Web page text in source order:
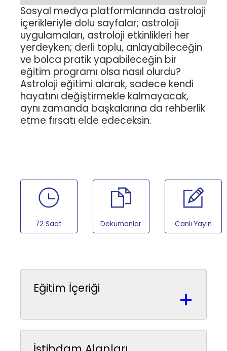
Sosyal medya platformlarında astroloji
içerikleriyle dolu sayfalar; astroloji
uygulamaları, astroloji etkinlikleri her
yerdeyken; derli toplu, anlayabileceğin
ve bolca pratik yapabileceğin bir
eğitim programı olsa nasıl olurdu?
Astroloji eğitimi alarak, sadece kendi
hayatını değiştirmekle kalmayacak,
aynı zamanda başkalarına da rehberlik
etme fırsatı elde edeceksin.
72 Saat Dökümanlar Canlı Yayın
Eğitim İçeriği +